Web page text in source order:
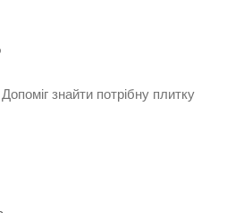
знайти потрібну плитку